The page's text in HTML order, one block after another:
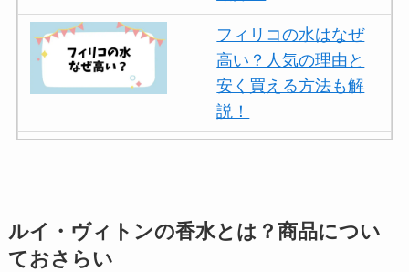
フィリコの水はなぜ
高い？人気の理由と
安く買える方法も解
説！
を紹介！
ルイ・ヴィトンの香水とは？商品につい
ておさらい